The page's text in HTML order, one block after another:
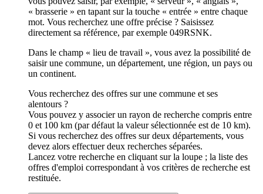
« brasserie » en tapant sur la touche « entrée » entre chaque
mot. Vous recherchez une offre précise ? Saisissez
directement sa référence, par exemple 049RSNK.
Dans le champ « lieu de travail », vous avez la possibilité de
saisir une commune, un département, une région, un pays ou
un continent.
Vous recherchez des offres sur une commune et ses
alentours ?
Vous pouvez y associer un rayon de recherche compris entre
0 et 100 km (par défaut la valeur sélectionnée est de 10 km).
Si vous recherchez des offres sur deux départements, vous
devez alors effectuer deux recherches séparées.
Lancez votre recherche en cliquant sur la loupe ; la liste des
offres d'emploi correspondant à vos critères de recherche est
restituée.